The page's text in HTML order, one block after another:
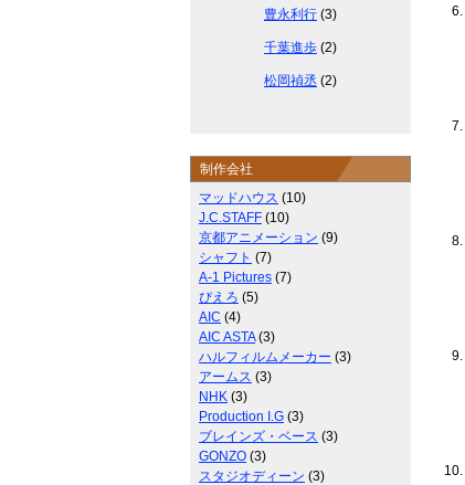
豊永利行 (3)
千葉進歩 (2)
松岡禎丞 (2)
制作会社
マッドハウス (10)
J.C.STAFF (10)
京都アニメーション (9)
シャフト (7)
A-1 Pictures (7)
ぴえろ (5)
AIC (4)
AIC ASTA(3)
ハルフィルムメーカー (3)
アームス (3)
NHK (3)
Production I.G (3)
ブレインズ・ベース (3)
GONZO (3)
スタジオディーン (3)